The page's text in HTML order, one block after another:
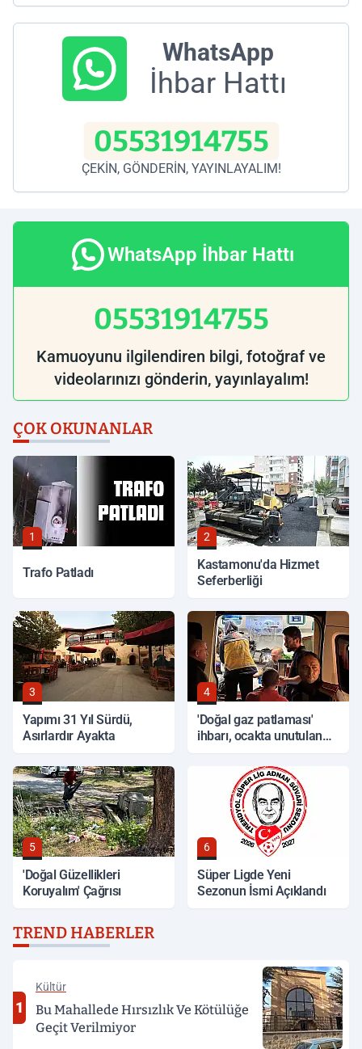
WhatsApp
İhbar Hattı
05531914755
ÇEKİN, GÖNDERİN, YAYINLAYALIM!
WhatsApp İhbar Hattı
05531914755
Kamuoyunu ilgilendiren bilgi, fotoğraf ve
videolarınızı gönderin, yayınlayalım!
ÇOK OKUNANLAR
1
Trafo Patladı
2
Kastamonu'da Hizmet
Seferberliği
3
Yapımı 31 Yıl Sürdü,
Asırlardır Ayakta
4
'Doğal gaz patlaması'
ihbarı, ocakta unutulan
5
'Doğal Güzellikleri
Koruyalım' Çağrısı
6
Süper Ligde Yeni
Sezonun İsmi Açıklandı
TREND HABERLER
1
Kültür
Bu Mahallede Hırsızlık Ve Kötülüğe
Geçit Verilmiyor